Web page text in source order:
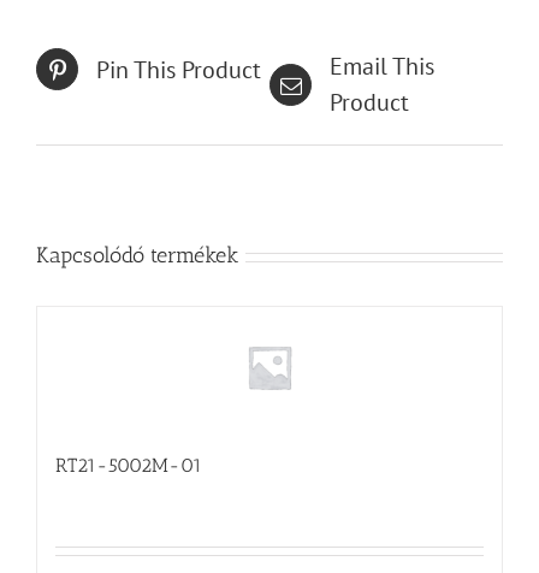
Pin This Product
Email This
Product
Kapcsolódó termékek
RT21-5002M-01